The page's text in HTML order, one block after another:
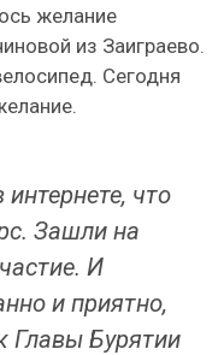
желание
из Заиграево.
Сегодня
что
Зашли на
И
и приятно,
Главы Бурятии